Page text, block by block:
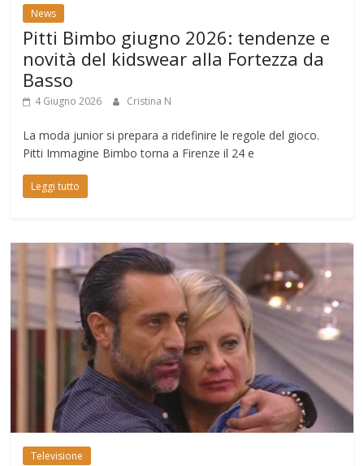
News
Pitti Bimbo giugno 2026: tendenze e
novità del kidswear alla Fortezza da
Basso
4 Giugno 2026 Cristina N
La moda junior si prepara a ridefinire le regole del gioco.
Pitti Immagine Bimbo torna a Firenze il 24 e
Leggi tutto
Televisione